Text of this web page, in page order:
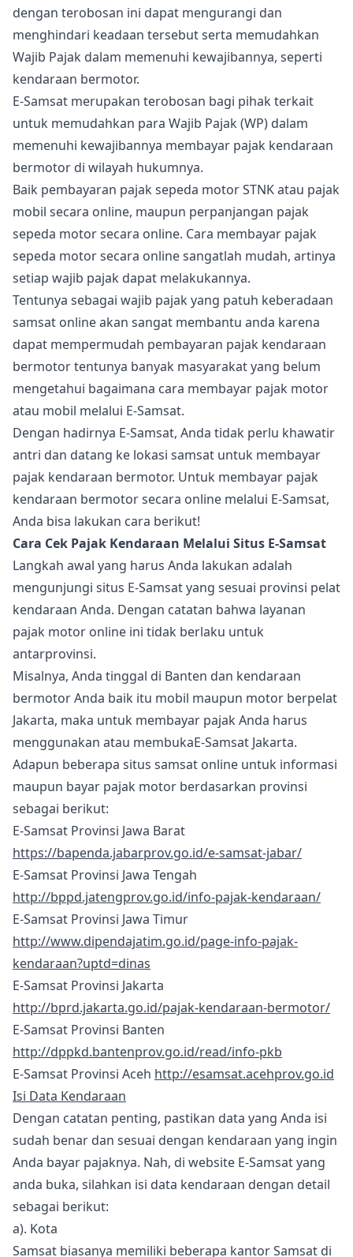
dengan terobosan ini dapat mengurangi dan
menghindari keadaan tersebut serta memudahkan
Wajib Pajak dalam memenuhi kewajibannya, seperti
kendaraan bermotor.
E-Samsat merupakan terobosan bagi pihak terkait
untuk memudahkan para Wajib Pajak (WP) dalam
memenuhi kewajibannya membayar pajak kendaraan
bermotor di wilayah hukumnya.
Baik pembayaran pajak sepeda motor STNK atau pajak
mobil secara online, maupun perpanjangan pajak
sepeda motor secara online. Cara membayar pajak
sepeda motor secara online sangatlah mudah, artinya
setiap wajib pajak dapat melakukannya.
Tentunya sebagai wajib pajak yang patuh keberadaan
samsat online akan sangat membantu anda karena
dapat mempermudah pembayaran pajak kendaraan
bermotor tentunya banyak masyarakat yang belum
mengetahui bagaimana cara membayar pajak motor
atau mobil melalui E-Samsat.
Dengan hadirnya E-Samsat, Anda tidak perlu khawatir
antri dan datang ke lokasi samsat untuk membayar
pajak kendaraan bermotor. Untuk membayar pajak
kendaraan bermotor secara online melalui E-Samsat,
Anda bisa lakukan cara berikut!
Cara Cek Pajak Kendaraan Melalui Situs E-Samsat
Langkah awal yang harus Anda lakukan adalah
mengunjungi situs E-Samsat yang sesuai provinsi pelat
kendaraan Anda. Dengan catatan bahwa layanan
pajak motor online ini tidak berlaku untuk
antarprovinsi.
Misalnya, Anda tinggal di Banten dan kendaraan
bermotor Anda baik itu mobil maupun motor berpelat
Jakarta, maka untuk membayar pajak Anda harus
menggunakan atau membukaE-Samsat Jakarta.
Adapun beberapa situs samsat online untuk informasi
maupun bayar pajak motor berdasarkan provinsi
sebagai berikut:
E-Samsat Provinsi Jawa Barat
https://bapenda.jabarprov.go.id/e-samsat-jabar/
E-Samsat Provinsi Jawa Tengah
http://bppd.jatengprov.go.id/info-pajak-kendaraan/
E-Samsat Provinsi Jawa Timur
http://www.dipendajatim.go.id/page-info-pajak-
kendaraan?uptd=dinas
E-Samsat Provinsi Jakarta
http://bprd.jakarta.go.id/pajak-kendaraan-bermotor/
E-Samsat Provinsi Banten
http://dppkd.bantenprov.go.id/read/info-pkb
E-Samsat Provinsi Aceh http://esamsat.acehprov.go.id
Isi Data Kendaraan
Dengan catatan penting, pastikan data yang Anda isi
sudah benar dan sesuai dengan kendaraan yang ingin
Anda bayar pajaknya. Nah, di website E-Samsat yang
anda buka, silahkan isi data kendaraan dengan detail
sebagai berikut:
a). Kota
Samsat biasanya memiliki beberapa kantor Samsat di